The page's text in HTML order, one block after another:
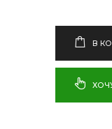
В